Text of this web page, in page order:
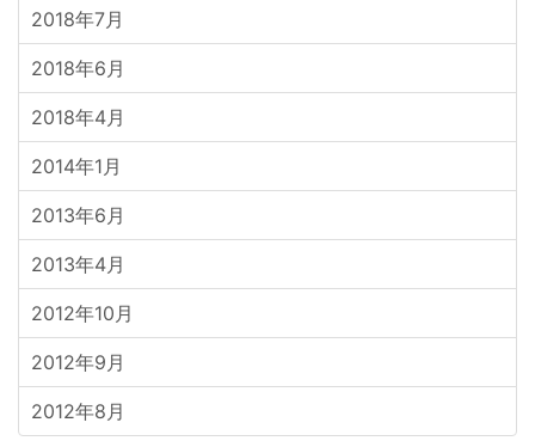
2018年7月
2018年6月
2018年4月
2014年1月
2013年6月
2013年4月
2012年10月
2012年9月
2012年8月